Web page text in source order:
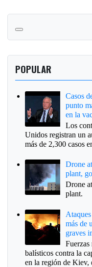
POPULAR
Casos
punto
en la
Los
Unidos registran un
más de 2,300 casos
Drone
plant,
Drone
plant.
más de
graves
Fuerzas
balísticos contra la
en la región de Kiev,